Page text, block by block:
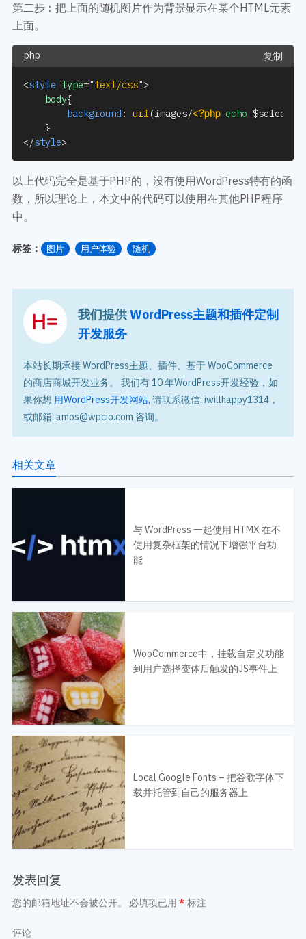
第二步：把上面的随机图片作为背景显示在某个HTML元素
上面。
复制
<style type="text/css">
body{
background : url(images/<?php echo
}
</style>
以上代码完全是基于PHP的，没有使用WordPress特有的函
数，所以理论上，本文中的代码可以使用在其他PHP程序
中。
标签： 图片 用户体验 随机
我们提供WordPress主题和插件定制
开发服务
本站长期承接 WordPress主题、插件、基于 WooCommerce
的商店商城开发业务。 我们有 10 年WordPress开发经验，如
果你想 用WordPress开发网站, 请联系微信: iwillhappy1314，
或邮箱: amos@wpcio.com 咨询。
相关文章
与 WordPress 一起使用 HTMX 在不
使用复杂框架的情况下增强平台功
能
WooCommerce中，挂载自定义功能
到用户选择变体后触发的JS事件上
Local Google Fonts – 把谷歌字体下
载并托管到自己的服务器上
发表回复
您的邮箱地址不会被公开。 必填项已用 * 标注
评论